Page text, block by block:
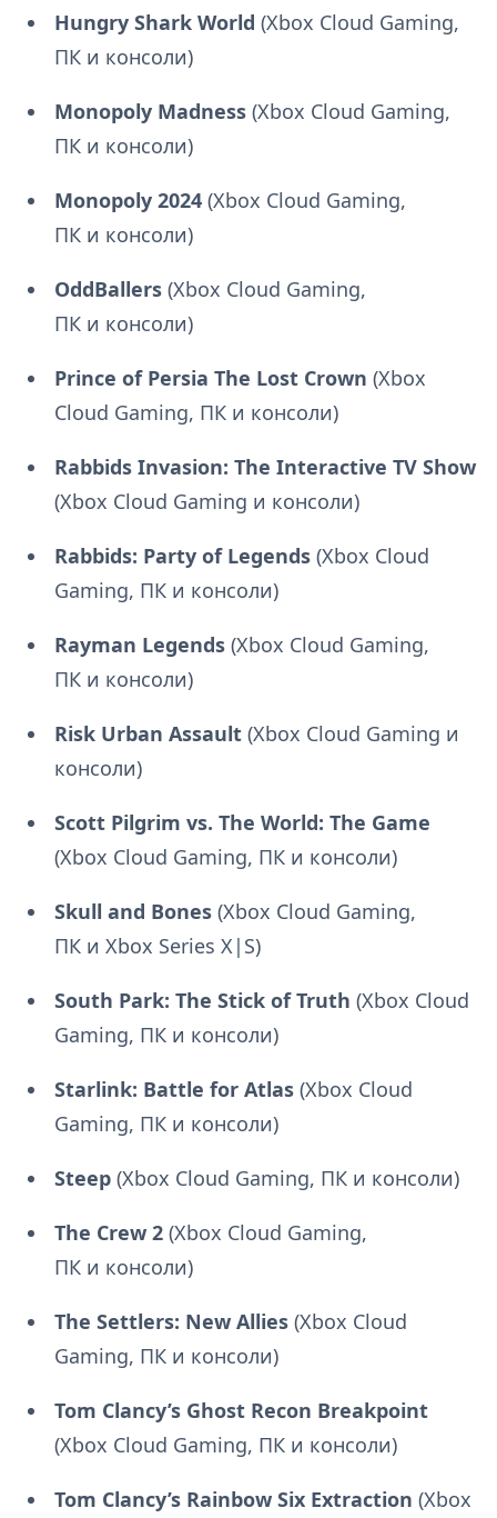
Hungry Shark World (Xbox Cloud Gaming,
ПК и консоли)
Monopoly Madness (Xbox Cloud Gaming,
ПК и консоли)
Monopoly 2024 (Xbox Cloud Gaming,
ПК и консоли)
OddBallers (Xbox Cloud Gaming,
ПК и консоли)
Prince of Persia The Lost Crown (Xbox
Cloud Gaming, ПК и консоли)
Rabbids Invasion: The Interactive TV Show
(Xbox Cloud Gaming и консоли)
Rabbids: Party of Legends (Xbox Cloud
Gaming, ПК и консоли)
Rayman Legends (Xbox Cloud Gaming,
ПК и консоли)
Risk Urban Assault(Xbox Cloud Gaming и
консоли)
Scott Pilgrim vs. The World: The Game
(Xbox Cloud Gaming, ПК и консоли)
Skull and Bones(Xbox Cloud Gaming,
ПК и Xbox Series X|S)
South Park: The Stick of Truth (Xbox Cloud
Gaming, ПК и консоли)
Starlink: Battle for Atlas (Xbox Cloud
Gaming, ПК и консоли)
Steep (Xbox Cloud Gaming, ПК и консоли)
The Crew 2 (Xbox Cloud Gaming,
ПК и консоли)
The Settlers: New Allies(Xbox Cloud
Gaming, ПК и консоли)
Tom Clancy’s Ghost Recon Breakpoint
(Xbox Cloud Gaming, ПК и консоли)
Tom Clancy’s Rainbow Six Extraction (Xbox